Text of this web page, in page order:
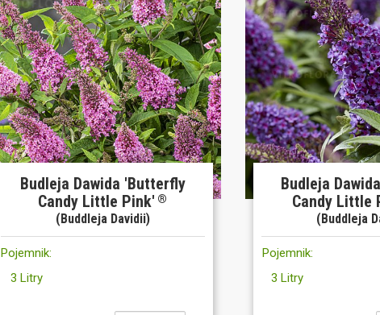
Budleja Dawida 'Butterfly
Candy Little Pink' ®
(Buddleja Davidii)
Pojemnik:
3 Litry
Budleja
Candy Little
(Buddleja
Pojemnik:
3 Litry